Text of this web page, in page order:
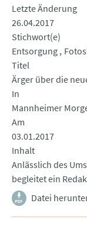
Letzte Änderung
26.04.2017
Stichwort(e)
Entsorgung
Titel
Ärger über die
In
Mannheimer
Am
03.01.2017
Inhalt
Anlässlich des
begleitet ein
Datei